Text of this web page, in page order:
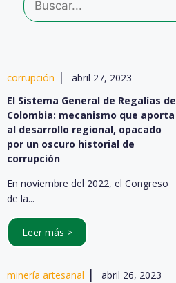
corrupción |
abril 27, 2023
El Sistema General de Regalías de
Colombia: mecanismo que aporta
al desarrollo regional, opacado
por un oscuro historial de
corrupción
En noviembre del 2022, el Congreso
de la...
Leer más >
minería artesanal |
abril 26, 2023